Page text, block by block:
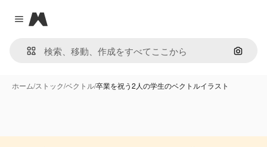
Close menu
Magnific
画像で
ホーム/ストック/ベクトル/卒業を祝う2人の学生のベクトルイラスト